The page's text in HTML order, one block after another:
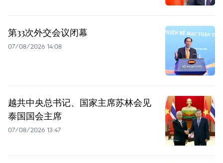
第33次外交会议闭幕
07/08/2026 14:08
越共中央总书记、国家主席苏林会见
泰国国会主席
07/08/2026 13:47